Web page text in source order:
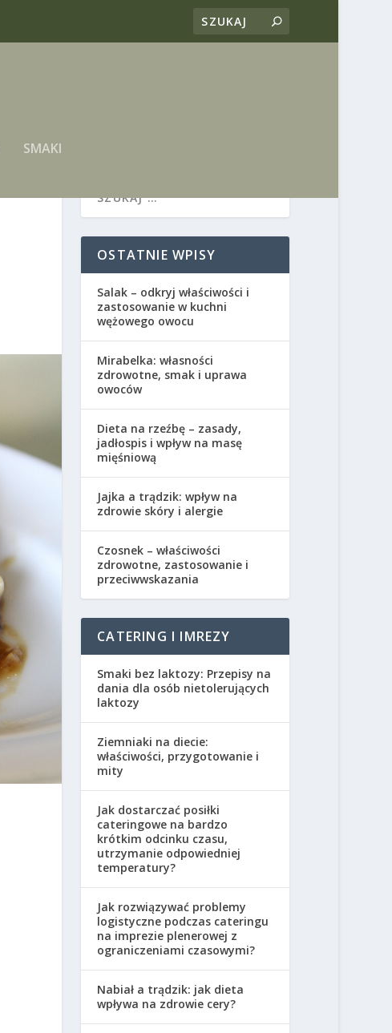
SMAKI
OSTATNIE WPISY
Salak – odkryj właściwości i
zastosowanie w kuchni
wężowego owocu
Mirabelka: własności
zdrowotne, smak i uprawa
owoców
Dieta na rzeźbę – zasady,
jadłospis i wpływ na masę
mięśniową
Jajka a trądzik: wpływ na
zdrowie skóry i alergie
Czosnek – właściwości
zdrowotne, zastosowanie i
przeciwwskazania
CATERING I IMREZY
Smaki bez laktozy: Przepisy na
dania dla osób nietolerujących
laktozy
Ziemniaki na diecie:
właściwości, przygotowanie i
mity
Jak dostarczać posiłki
cateringowe na bardzo
krótkim odcinku czasu,
utrzymanie odpowiedniej
temperatury?
Jak rozwiązywać problemy
logistyczne podczas cateringu
na imprezie plenerowej z
ograniczeniami czasowymi?
Nabiał a trądzik: jak dieta
wpływa na zdrowie cery?